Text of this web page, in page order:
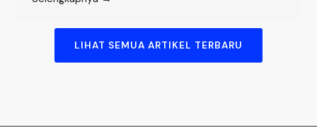
LIHAT SEMUA ARTIKEL TERBARU